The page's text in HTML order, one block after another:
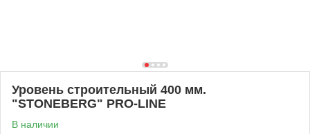
Уровень строительный 400 мм.
"STONEBERG" PRO-LINE
В наличии